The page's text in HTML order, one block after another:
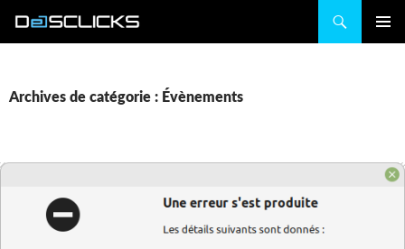
Archives de catégorie : Évènements